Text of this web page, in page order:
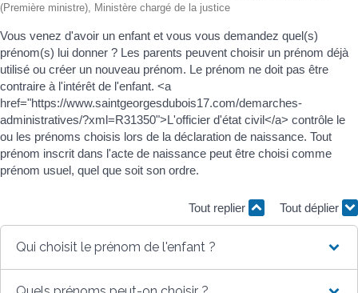
(Première ministre), Ministère chargé de la justice
Vous venez d'avoir un enfant et vous vous demandez quel(s)
prénom(s) lui donner ? Les parents peuvent choisir un prénom déjà
utilisé ou créer un nouveau prénom. Le prénom ne doit pas être
contraire à l'intérêt de l'enfant. <a
href="https://www.saintgeorgesdubois17.com/demarches-
administratives/?xml=R31350">L'officier d'état civil</a> contrôle le
ou les prénoms choisis lors de la déclaration de naissance. Tout
prénom inscrit dans l'acte de naissance peut être choisi comme
prénom usuel, quel que soit son ordre.
Tout replier Tout déplier
Qui choisit le prénom de l'enfant ?